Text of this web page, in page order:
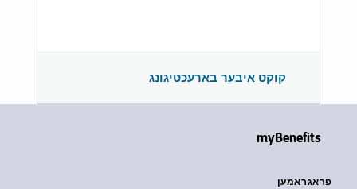
קוקט איבער בארעכטיגונג
myBenefits
פראגראמען